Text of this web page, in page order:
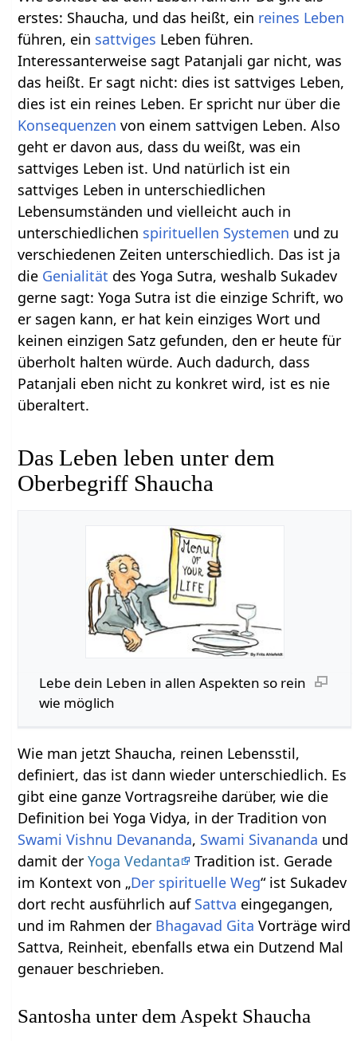
erstes: Shaucha, und das heißt, ein reines Leben
führen, ein sattviges Leben führen.
Interessanterweise sagt Patanjali gar nicht, was
das heißt. Er sagt nicht: dies ist sattviges Leben,
dies ist ein reines Leben. Er spricht nur über die
Konsequenzen von einem sattvigen Leben. Also
geht er davon aus, dass du weißt, was ein
sattviges Leben ist. Und natürlich ist ein
sattviges Leben in unterschiedlichen
Lebensumständen und vielleicht auch in
unterschiedlichen spirituellen Systemen und zu
verschiedenen Zeiten unterschiedlich. Das ist ja
die Genialität des Yoga Sutra, weshalb Sukadev
gerne sagt: Yoga Sutra ist die einzige Schrift, wo
er sagen kann, er hat kein einziges Wort und
keinen einzigen Satz gefunden, den er heute für
überholt halten würde. Auch dadurch, dass
Patanjali eben nicht zu konkret wird, ist es nie
überaltert.
Das Leben leben unter dem
Oberbegriff Shaucha
Lebe dein Leben in allen Aspekten so rein
wie möglich
Wie man jetzt Shaucha, reinen Lebensstil,
definiert, das ist dann wieder unterschiedlich. Es
gibt eine ganze Vortragsreihe darüber, wie die
Definition bei Yoga Vidya, in der Tradition von
Swami Vishnu Devananda, Swami Sivananda und
damit derYoga Vedanta
Tradition ist. Gerade
im Kontext von „Der spirituelle Weg“ ist Sukadev
dort recht ausführlich auf Sattva eingegangen,
und im Rahmen der Bhagavad Gita Vorträge wird
Sattva, Reinheit, ebenfalls etwa ein Dutzend Mal
genauer beschrieben.
Santosha unter dem Aspekt Shaucha